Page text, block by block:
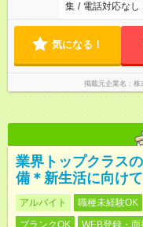
集 / 電話対応なし
気になる！
掲載元企業名 株
業界トップクラス
備＊新生活に向け
アルバイト 職種未経験OK
ブランクOK
WEB登録・面